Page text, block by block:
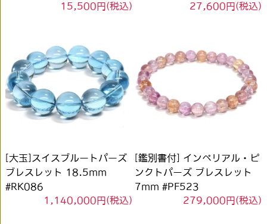
15,500円(税込) 27,600円(税込)
[大玉]スイスブルートパーズ
ブレスレット 18.5mm
#RK086
1,140,000円(税込)
[鑑別書付] インペリアル・ピ
ンクトパーズ ブレスレット
7mm #PF523
279,000円(税込)